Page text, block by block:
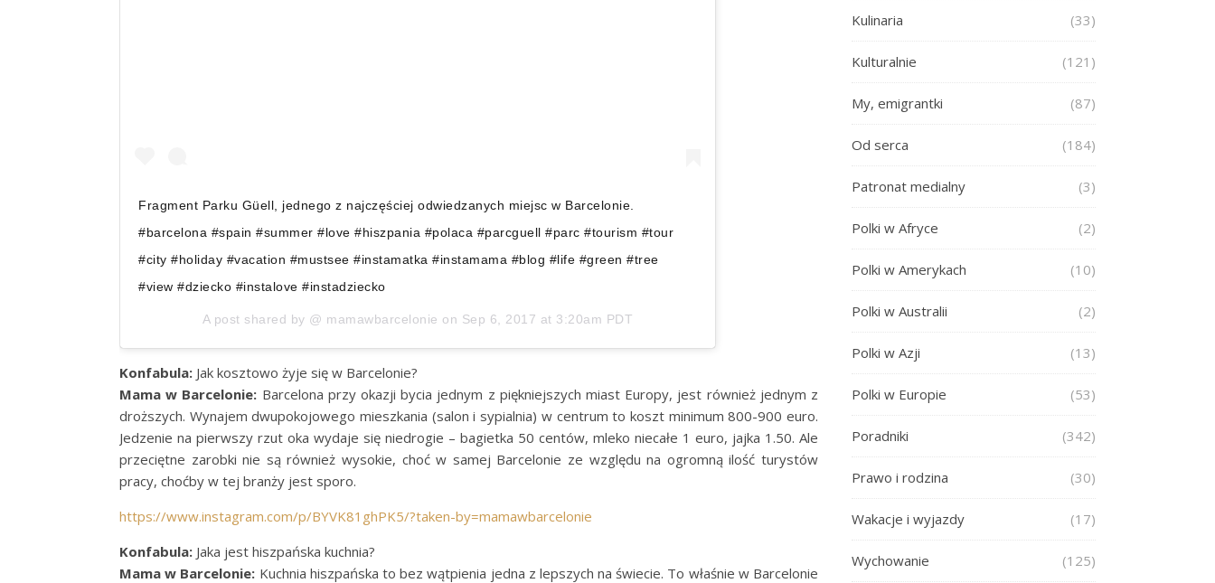
Fragment Parku Güell, jednego z najczęściej odwiedzanych miejsc w Barcelonie.
#barcelona #spain #summer #love #hiszpania #polaca #parcguell #parc #tourism #tour
#city #holiday #vacation #mustsee #instamatka #instamama #blog #life #green #tree
#view #dziecko #instalove #instadziecko
A post shared by @ mamawbarcelonie on Sep 6, 2017 at 3:20am PDT
Konfabula: Jak kosztowo żyje się w Barcelonie?
Mama w Barcelonie: Barcelona przy okazji bycia jednym z piękniejszych miast Europy, jest również jednym z
droższych. Wynajem dwupokojowego mieszkania (salon i sypialnia) w centrum to koszt minimum 800-900 euro.
Jedzenie na pierwszy rzut oka wydaje się niedrogie – bagietka 50 centów, mleko niecałe 1 euro, jajka 1.50. Ale
przeciętne zarobki nie są również wysokie, choć w samej Barcelonie ze względu na ogromną ilość turystów
pracy, choćby w tej branży jest sporo.
https://www.instagram.com/p/BYVK81ghPK5/?taken-by=mamawbarcelonie
Konfabula: Jaka jest hiszpańska kuchnia?
Mama w Barcelonie: Kuchnia hiszpańska to bez wątpienia jedna z lepszych na świecie. To właśnie w Barcelonie
Kulinaria (33)
Kulturalnie (121)
My, emigrantki (87)
Od serca (184)
Patronat medialny (3)
Polki w Afryce (2)
Polki w Amerykach (10)
Polki w Australii (2)
Polki w Azji (13)
Polki w Europie (53)
Poradniki (342)
Prawo i rodzina (30)
Wakacje i wyjazdy (17)
Wychowanie (125)